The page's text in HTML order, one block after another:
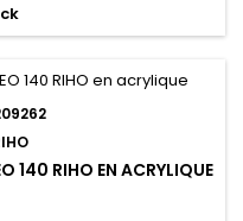
140 RIHO EN ACRYLIQUE